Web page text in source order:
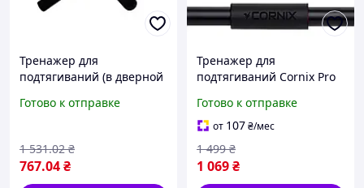
Тренажер для
подтягиваний (в дверной
перекладина навесной
отжиманий код 741029
Готово к отправке
767.04₴
1 531.02 ₴
Тренажер для
подтягиваний Cornix Pro
65-100 см Black/Red
AllInOne -market-without-
queues-
Готово к отправке
от 107₴/мес
1 069₴
1 499 ₴